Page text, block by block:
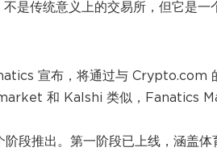
是传统意义上的交易所，但它是一
宣布，将通过与 Crypto.com
和 Kalshi 类似，Fanatics
段推出。第一阶段已上线，涵盖体